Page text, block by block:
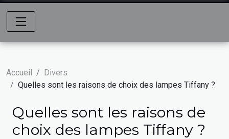
Accueil
Divers
Quelles sont les raisons de choix des lampes Tiffany ?
Quelles sont les raisons de
choix des lampes Tiffany ?